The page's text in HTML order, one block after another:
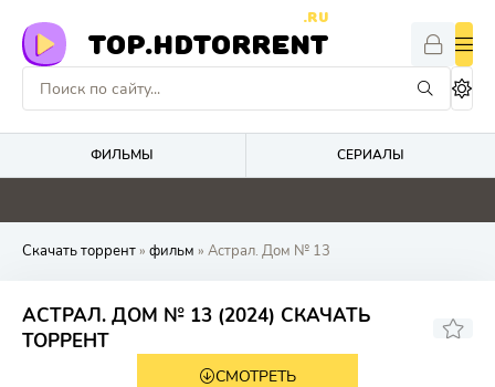
TOP.HDTORRENT
.RU
ФИЛЬМЫ СЕРИАЛЫ
5.9 0 0 2
Скачать торрент» фильм » Астрал. Дом № 13
АСТРАЛ. ДОМ № 13 (2024) СКАЧАТЬ
ТОРРЕНТ
СМОТРЕТЬ